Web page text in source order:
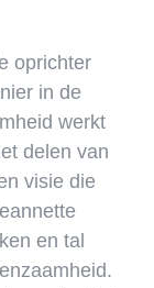
oprichter
in de
werkt
delen van
visie die
en tal